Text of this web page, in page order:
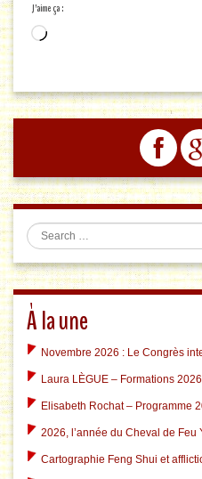
J’aime ça :
Chargement…
Search
À la une
Novembre 2026 : Le Congrès
Laura LÈGUE – Formations 2026
Elisabeth Rochat – Programme
2026, l’année du Cheval de Feu
Cartographie Feng Shui et